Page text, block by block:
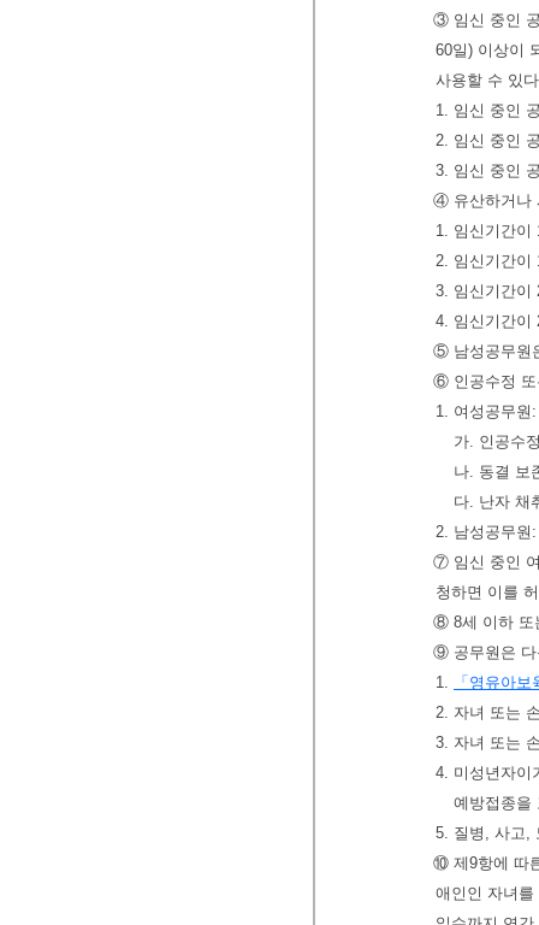
③ 임신 중인
60일) 이상이
사용할 수 있
1. 임신 중인
2. 임신 중인
3. 임신 중인
④ 유산하거나
1. 임신기간이
2. 임신기간이
3. 임신기간이
4. 임신기간이
⑤ 남성공무원
⑥ 인공수정 또
1. 여성공무원
가. 인공수
나. 동결 보
다. 난자 채
2. 남성공무원
⑦ 임신 중인
청하면 이를
⑧ 8세 이하 또
⑨ 공무원은 다
1.
「영유아보
2. 자녀 또는
3. 자녀 또는
4. 미성년자이
예방접종을
5. 질병, 사고,
⑩ 제9항에 따
애인인 자녀